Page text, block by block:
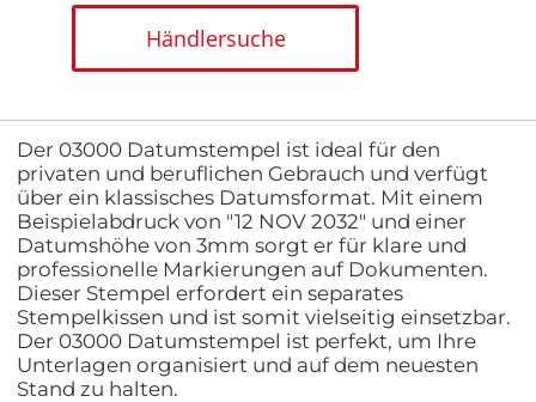
Händlersuche
Der 03000 Datumstempel ist ideal für den
privaten und beruflichen Gebrauch und verfügt
über ein klassisches Datumsformat. Mit einem
Beispielabdruck von "12 NOV 2032" und einer
Datumshöhe von 3mm sorgt er für klare und
professionelle Markierungen auf Dokumenten.
Dieser Stempel erfordert ein separates
Stempelkissen und ist somit vielseitig einsetzbar.
Der 03000 Datumstempel ist perfekt, um Ihre
Unterlagen organisiert und auf dem neuesten
Stand zu halten.